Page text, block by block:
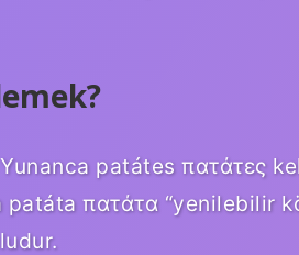
patátes πατάτες
patáta πατάτα “yenilebilir